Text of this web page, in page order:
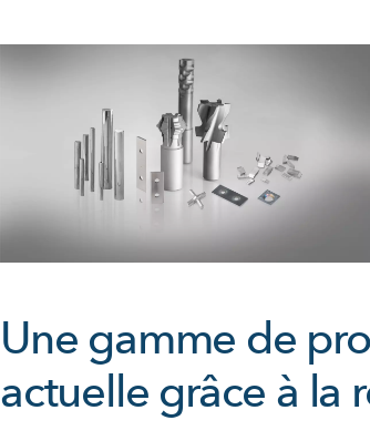
Une gamme de
actuelle grâce à la